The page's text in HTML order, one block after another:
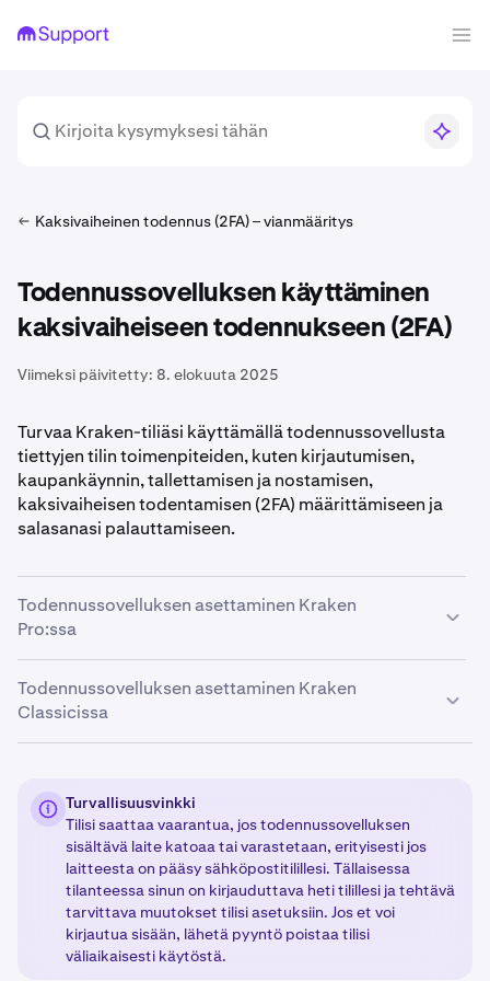
Kaksivaiheinen todennus (2FA) – vianmääritys
Todennussovelluksen käyttäminen
kaksivaiheiseen todennukseen (2FA)
Viimeksi päivitetty: 8. elokuuta 2025
Turvaa Kraken-tiliäsi käyttämällä todennussovellusta
tiettyjen tilin toimenpiteiden, kuten kirjautumisen,
kaupankäynnin, tallettamisen ja nostamisen,
kaksivaiheisen todentamisen (2FA) määrittämiseen ja
salasanasi palauttamiseen.
Todennussovelluksen asettaminen Kraken
Pro:ssa
1
Kirjaudu Kraken-tilillesi ja napsauta
profiilikuvakettasi sivun oikeassa yläkulmassa.
Valitse sittenAsetuksetja napsautaTurvallisuus-
2
Päätä, mille toimenpiteelle haluat määrittää 2FA:n.
Valitse sitten Päällä/Poissa-kytkin haluamasi
toiminnon (kirjautuminen, pääavain, rahoitus tai
kaupankäynti) kohdalta tai valitse Vaihda
menetelmä, jos sinulla on tällä hetkellä 2FA
määritettynä ja haluat muuttaa sitä.
Valitsetodennussovellus
Todennussovelluksen asettaminen Kraken
Classicissa
tilillesi.Napsautanimeäsi
yläkulmasta, valitseTurvallisuusja siirry2FA-
asetukset-vaihtoehtoon.
Päätä, mille toimenpiteelle haluat määrittää 2FA:n.
Tee niin valitsemalla Päällä/Poissa-kytkin haluamasi
toiminnon (kirjautuminen, rahoitus, kaupankäynti,
Turvallisuusvinkki
Tilisi saattaa vaarantua, jos todennussovelluksen
sisältävä laite katoaa tai varastetaan, erityisesti jos
laitteesta on pääsy sähköpostitilillesi. Tällaisessa
tilanteessa sinun on kirjauduttava heti tilillesi ja tehtävä
tarvittava muutokset tilisi asetuksiin. Jos et voi
kirjautua sisään, lähetä pyyntö poistaa tilisi
väliaikaisesti käytöstä.